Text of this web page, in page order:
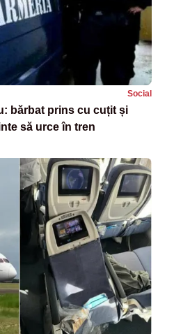
Social
bărbat prins cu cuțit și
să urce în tren